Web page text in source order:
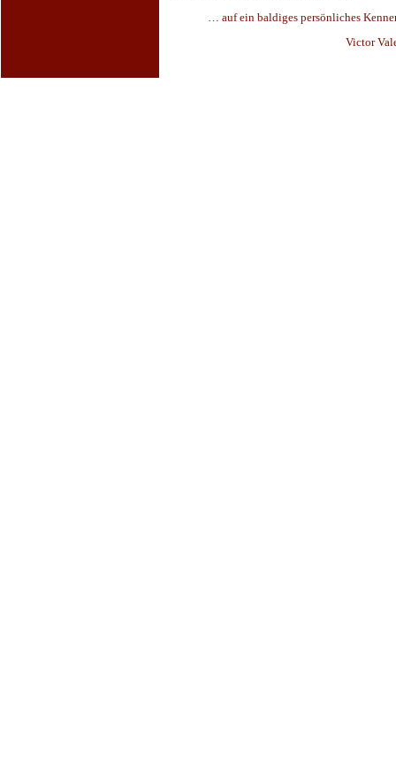
… auf ein baldiges persönliches
Victor